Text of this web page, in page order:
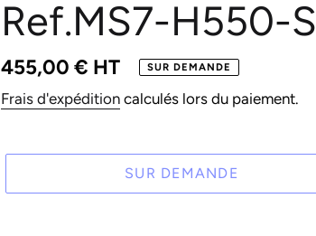
Ref.MS7-H550-S
Prix
normal
455,00 € HT SUR DEMANDE
Frais d'expédition calculés lors du paiement.
SUR DEMANDE